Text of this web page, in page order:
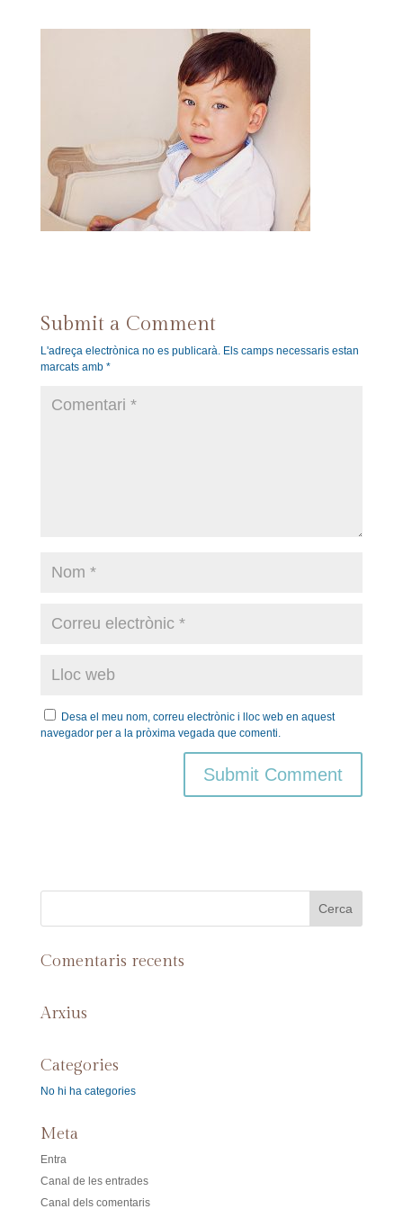
Submit a Comment
L'adreça electrònica no es publicarà. Els camps necessaris estan
marcats amb *
Desa el meu nom, correu electrònic i lloc web en aquest
navegador per a la pròxima vegada que comenti.
Comentaris recents
Arxius
Categories
No hi ha categories
Meta
Entra
Canal de les entrades
Canal dels comentaris